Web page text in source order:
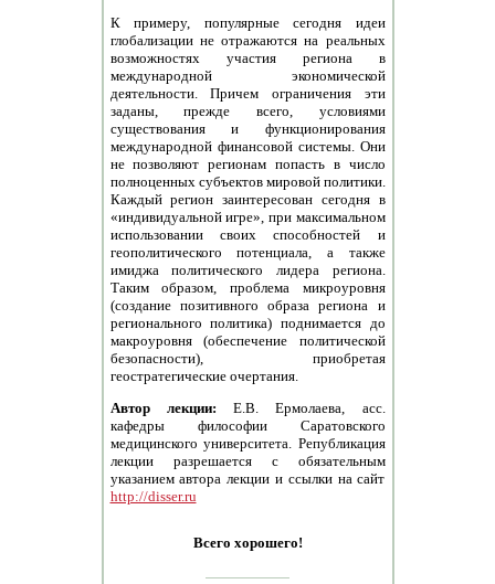
К примеру, популярные сегодня идеи
глобализации не отражаются на реальных
возможностях участия региона в
международной экономической
деятельности. Причем ограничения эти
заданы, прежде всего, условиями
существования и функционирования
международной финансовой системы. Они
не позволяют регионам попасть в число
полноценных субъектов мировой политики.
Каждый регион заинтересован сегодня в
«индивидуальной игре», при максимальном
использовании своих способностей и
геополитического потенциала, а также
имиджа политического лидера региона.
Таким образом, проблема микроуровня
(создание позитивного образа региона и
регионального политика) поднимается до
макроуровня (обеспечение политической
безопасности), приобретая
геостратегические очертания.
Автор лекции: Е.В. Ермолаева, асс.
кафедры философии Саратовского
медицинского университета. Републикация
лекции разрешается с обязательным
указанием автора лекции и ссылки на сайт
http://disser.ru
Всего хорошего!